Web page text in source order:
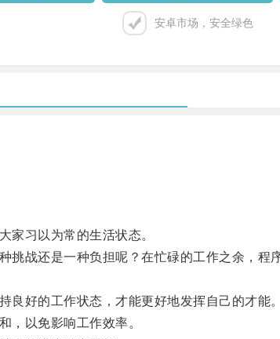
安卓市场，安全绿色
习以为常的生活状态。
战还是一种负担呢？在忙碌的工作之余，程
好的工作状态，才能更好地发挥自己的才能。
以免影响工作效率。